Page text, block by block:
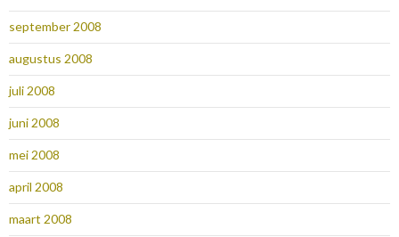
september 2008
augustus 2008
juli 2008
juni 2008
mei 2008
april 2008
maart 2008